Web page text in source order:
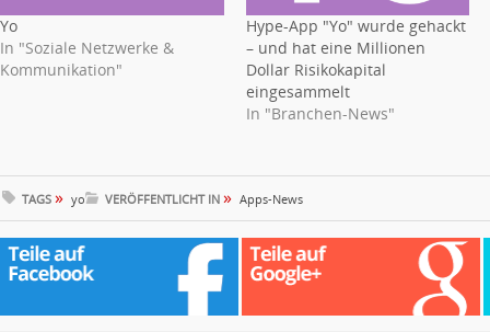
Yo
In "Soziale Netzwerke &
Kommunikation"
Hype-App "Yo" wurde gehackt
– und hat eine Millionen
Dollar Risikokapital
eingesammelt
In "Branchen-News"
TAGS » yo VERÖFFENTLICHT IN » Apps-News